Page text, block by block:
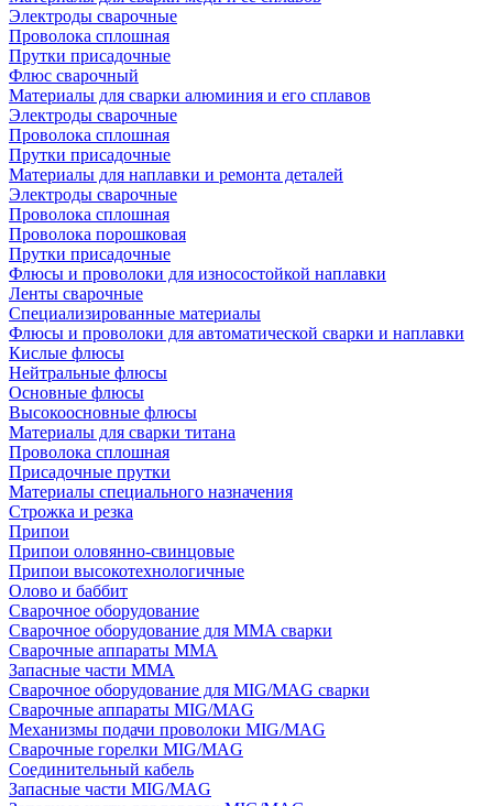
Электроды сварочные
Проволока сплошная
Прутки присадочные
Флюс сварочный
Материалы для сварки алюминия и его сплавов
Электроды сварочные
Проволока сплошная
Прутки присадочные
Материалы для наплавки и ремонта деталей
Электроды сварочные
Проволока сплошная
Проволока порошковая
Прутки присадочные
Флюсы и проволоки для износостойкой наплавки
Ленты сварочные
Специализированные материалы
Флюсы и проволоки для автоматической сварки и наплавки
Кислые флюсы
Нейтральные флюсы
Основные флюсы
Высокоосновные флюсы
Материалы для сварки титана
Проволока сплошная
Присадочные прутки
Материалы специального назначения
Строжка и резка
Припои
Припои оловянно-свинцовые
Припои высокотехнологичные
Олово и баббит
Сварочное оборудование
Сварочное оборудование для MMA сварки
Сварочные аппараты MMA
Запасные части MMA
Сварочное оборудование для MIG/MAG сварки
Сварочные аппараты MIG/MAG
Механизмы подачи проволоки MIG/MAG
Сварочные горелки MIG/MAG
Соединительный кабель
Запасные части MIG/MAG